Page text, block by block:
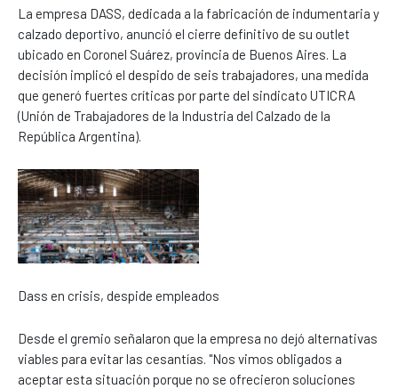
La empresa DASS, dedicada a la fabricación de indumentaria y
calzado deportivo, anunció el cierre definitivo de su outlet
ubicado en Coronel Suárez, provincia de Buenos Aires. La
decisión implicó el despido de seis trabajadores, una medida
que generó fuertes críticas por parte del sindicato UTICRA
(Unión de Trabajadores de la Industria del Calzado de la
República Argentina).
Dass en crisis, despide empleados
Desde el gremio señalaron que la empresa no dejó alternativas
viables para evitar las cesantías. "Nos vimos obligados a
aceptar esta situación porque no se ofrecieron soluciones